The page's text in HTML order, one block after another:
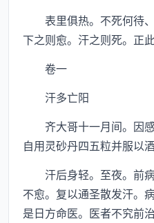
表里俱热。不死何待、
下之则愈。汗之则死。正此
卷一
汗多亡阳
齐大哥十一月间。因感
自用灵砂丹四五粒并服以
汗后身轻。至夜。前病
不愈。复以通圣散发汗。
是日方命医。医者不究前